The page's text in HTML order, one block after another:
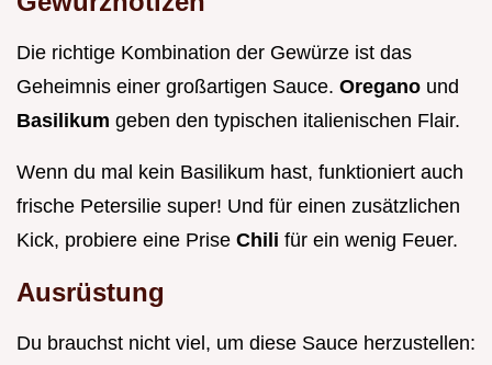
Die richtige Kombination der Gewürze ist das
Geheimnis einer großartigen Sauce. Oregano und
Basilikum geben den typischen italienischen Flair.
Wenn du mal kein Basilikum hast, funktioniert auch
frische Petersilie super! Und für einen zusätzlichen
Kick, probiere eine Prise Chili für ein wenig Feuer.
Ausrüstung
Du brauchst nicht viel, um diese Sauce herzustellen: